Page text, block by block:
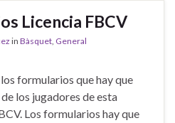
Licencia FBCV
in Bàsquet, General
formularios que hay que
los jugadores de esta
Los formularios hay que